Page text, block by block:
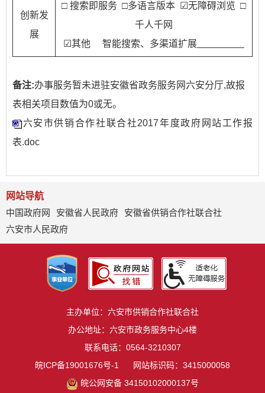
创新发
展
□ 搜索即服务 □多语言版本 ☑无障碍浏览 □
千人千网
☑其他 智能搜索、多渠道扩展
备注:办事服务暂未进驻安徽省政务服务网六安分厅,故报
表相关项目数值为0或无。
六安市供销合作社联合社2017年度政府网站工作报
表.doc
网站导航
中国政府网
安徽省人民政府
安徽省供销合作社联合社
六安市人民政府
主办单位：六安市供销合作社联合社
办公地址：六安市政务服务中心4楼
联系电话：0564-3210307
皖ICP备19001676号-1
网站标识码：3415000058
皖公网安备 34150102000137号